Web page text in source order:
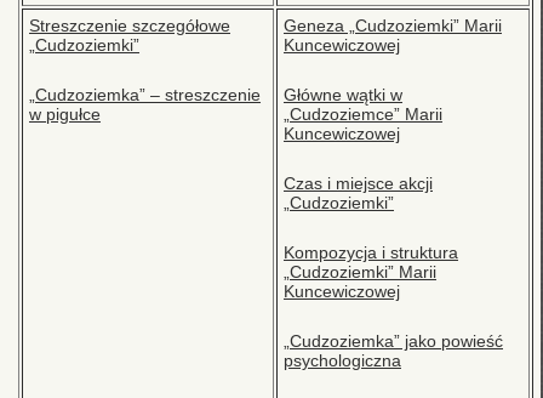
Streszczenie szczegółowe
„Cudzoziemki”
„Cudzoziemka” – streszczenie
w pigułce
Geneza „Cudzoziemki” Marii
Kuncewiczowej
Główne wątki w
„Cudzoziemce” Marii
Kuncewiczowej
Czas i miejsce akcji
„Cudzoziemki”
Kompozycja i struktura
„Cudzoziemki” Marii
Kuncewiczowej
„Cudzoziemka” jako powieść
psychologiczna